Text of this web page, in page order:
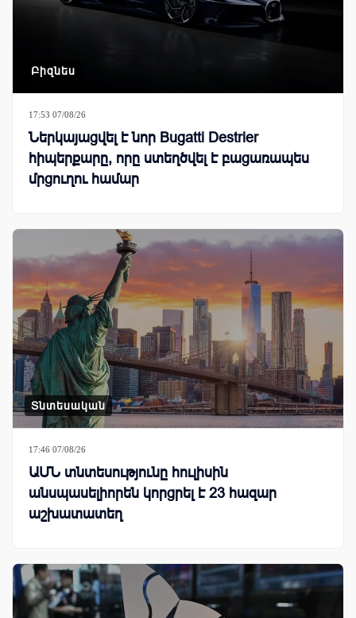
Բիզնես
17:53 07/08/26
Ներկայացվել է նոր Bugatti Destrier
հիպերքարը, որը ստեղծվել է բացառապես
մրցուղու համար
Տնտեսական
17:46 07/08/26
ԱՄՆ տնտեսությունը հուլիսին
անսպասելիորեն կորցրել է 23 հազար
աշխատատեղ